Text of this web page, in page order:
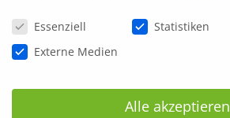
Datenschutzeinstellungen
Essenziell Statistiken
Externe Medien
Alle akzeptieren